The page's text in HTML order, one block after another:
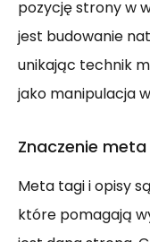
pozycję strony w
jest budowanie
unikając technik
jako manipulacja
Znaczenie
Meta tagi i opisy
które pomagają